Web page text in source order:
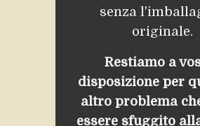
senza
originale.
Restiamo a
disposizione per
altro problema
essere sfuggito